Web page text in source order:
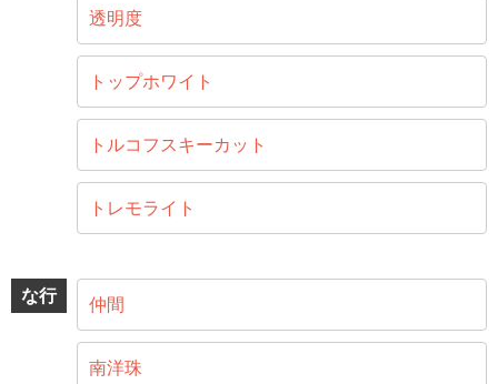
透明度
トップホワイト
トルコフスキーカット
トレモライト
な行 仲間
南洋珠